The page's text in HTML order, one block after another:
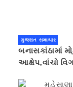
ગુજરાત સમાચાર
બનાસકાંઠામાં
આક્ષેપ,વાંચો